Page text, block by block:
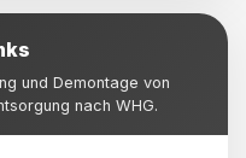
und Demontage von
nach WHG.